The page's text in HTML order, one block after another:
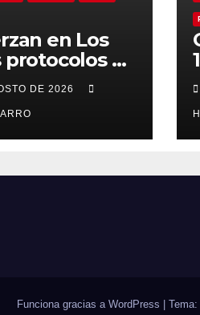
en Los
protocolos de
y
en playas
y
de
DE 2026
Funciona gracias a WordPress |